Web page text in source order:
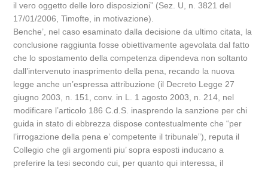
il vero oggetto delle loro disposizioni” (Sez. U, n. 3821 del
17/01/2006, Timofte, in motivazione).
Benche’, nel caso esaminato dalla decisione da ultimo citata, la
conclusione raggiunta fosse obiettivamente agevolata dal fatto
che lo spostamento della competenza dipendeva non soltanto
dall’intervenuto inasprimento della pena, recando la nuova
legge anche un’espressa attribuzione (il Decreto Legge 27
giugno 2003, n. 151, conv. in L. 1 agosto 2003, n. 214, nel
modificare l’articolo 186 C.d.S. inasprendo la sanzione per chi
guida in stato di ebbrezza dispose contestualmente che “per
l’irrogazione della pena e’ competente il tribunale”), reputa il
Collegio che gli argomenti piu’ sopra esposti inducano a
preferire la tesi secondo cui, per quanto qui interessa, il